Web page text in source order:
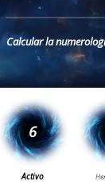
Calcular la